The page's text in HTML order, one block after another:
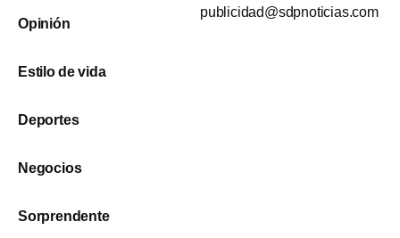
Opinión
Estilo de vida
Deportes
Negocios
Sorprendente
publicidad@sdpnoticias.com